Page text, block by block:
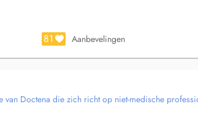
uniquement sur rendez-vous et
81 Aanbevelingen
van Doctena die zich richt op niet-medische